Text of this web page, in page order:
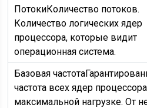
ПотокиКоличество потоков.
Количество логических ядер
процессора, которые видит
операционная система.
Базовая частота
частота всех ядер
максимальной нагрузке. От